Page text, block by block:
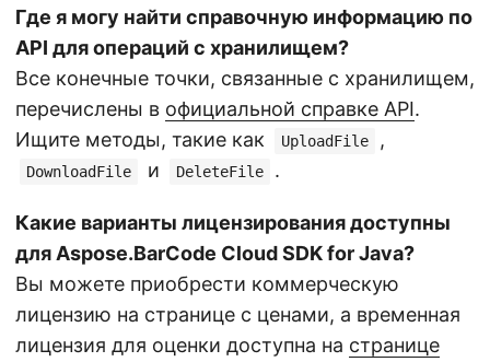
Где я могу найти справочную информацию по
API для операций с хранилищем?
Все конечные точки, связанные с хранилищем,
перечислены в официальной справке API.
Ищите методы, такие как
UploadFile ,
DownloadFile и DeleteFile .
Какие варианты лицензирования доступны
для Aspose.BarCode Cloud SDK for Java?
Вы можете приобрести коммерческую
лицензию на странице с ценами, а временная
лицензия для оценки доступна на странице